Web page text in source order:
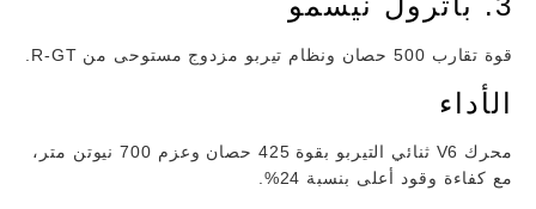
قوة تقارب 500 حصان ونظام تيربو مزدوج مستوحى من R-GT.
الأداء
محرك V6 ثنائي التيربو بقوة 425 حصان وعزم 700 نيوتن متر،
مع كفاءة وقود أعلى بنسبة 24%.